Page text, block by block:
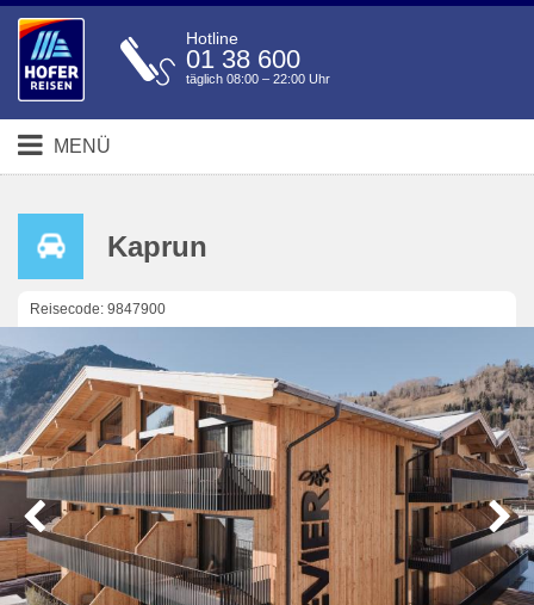
Hotline
01 38 600
täglich 08:00 – 22:00 Uhr
MENÜ
Kaprun
Reisecode: 9847900